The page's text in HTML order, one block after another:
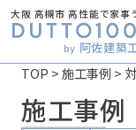
大阪 高槻市 高性能で家事
by 阿佐建築
TOP >施工事例 >
施工事例